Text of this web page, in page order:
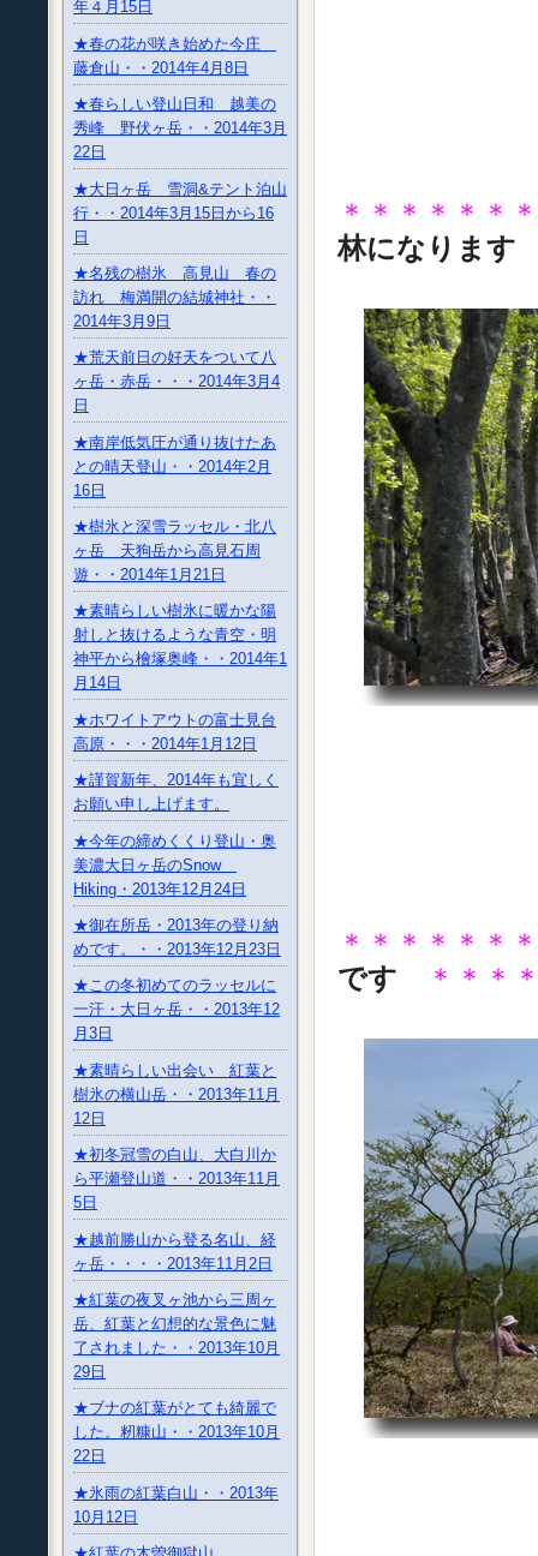
年４月15日
★春の花が咲き始めた今庄
藤倉山・・2014年4月8日
★春らしい登山日和 越美の
秀峰 野伏ヶ岳・・2014年3月
22日
★大日ヶ岳 雪洞&テント泊山
行・・2014年3月15日から16
日
★名残の樹氷 高見山 春の
訪れ 梅満開の結城神社・・
2014年3月9日
★荒天前日の好天をついて八
ヶ岳・赤岳・・・2014年3月4
日
★南岸低気圧が通り抜けたあ
との晴天登山・・2014年2月
16日
★樹氷と深雪ラッセル・北八
ヶ岳 天狗岳から高見石周
遊・・2014年1月21日
★素晴らしい樹氷に暖かな陽
射しと抜けるような青空・明
神平から檜塚奥峰・・2014年1
月14日
★ホワイトアウトの富士見台
高原・・・2014年1月12日
★謹賀新年、2014年も宜しく
お願い申し上げます。
★今年の締めくくり登山・奥
美濃大日ヶ岳のSnow
Hiking・2013年12月24日
★御在所岳・2013年の登り納
めです。・・2013年12月23日
★この冬初めてのラッセルに
一汗・大日ヶ岳・・2013年12
月3日
★素晴らしい出会い 紅葉と
樹氷の横山岳・・2013年11月
12日
★初冬冠雪の白山、大白川か
ら平瀬登山道・・2013年11月
5日
★越前勝山から登る名山、経
ヶ岳・・・・2013年11月2日
★紅葉の夜叉ヶ池から三周ヶ
岳、紅葉と幻想的な景色に魅
了されました・・2013年10月
29日
★ブナの紅葉がとても綺麗で
した。籾糠山・・2013年10月
22日
★氷雨の紅葉白山・・2013年
10月12日
＊＊＊＊＊＊
林になりま
＊＊＊＊＊＊
です
＊＊＊